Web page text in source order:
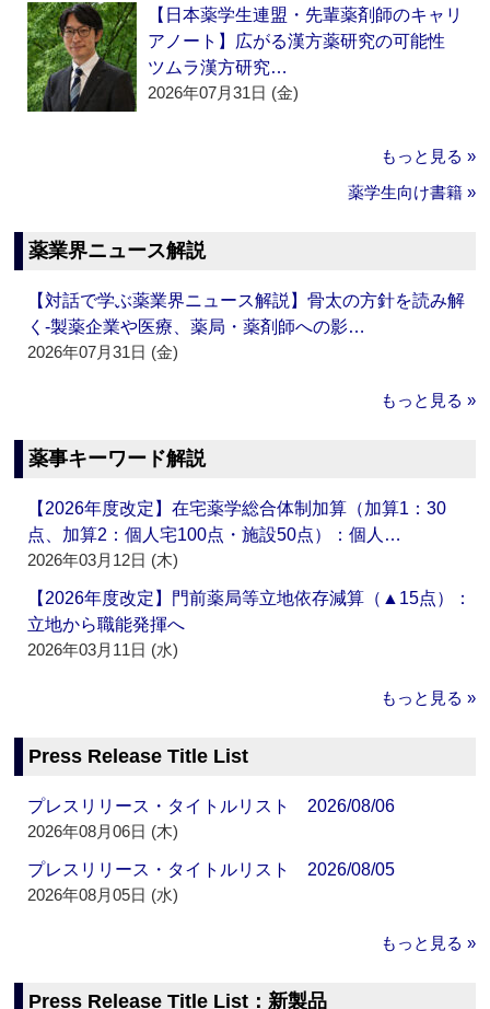
【日本薬学生連盟・先輩薬剤師のキャリ
アノート】広がる漢方薬研究の可能性
ツムラ漢方研究…
2026年07月31日 (金)
もっと見る »
薬学生向け書籍 »
薬業界ニュース解説
【対話で学ぶ薬業界ニュース解説】骨太の方針を読み解
く‐製薬企業や医療、薬局・薬剤師への影…
2026年07月31日 (金)
もっと見る »
薬事キーワード解説
【2026年度改定】在宅薬学総合体制加算（加算1：30
点、加算2：個人宅100点・施設50点）：個人…
2026年03月12日 (木)
【2026年度改定】門前薬局等立地依存減算（▲15点）：
立地から職能発揮へ
2026年03月11日 (水)
もっと見る »
Press Release Title List
プレスリリース・タイトルリスト 2026/08/06
2026年08月06日 (木)
プレスリリース・タイトルリスト 2026/08/05
2026年08月05日 (水)
もっと見る »
Press Release Title List：新製品